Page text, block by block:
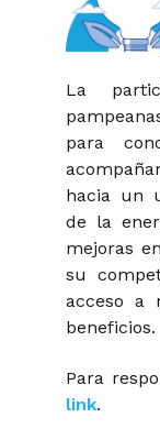
La
para
hacia un
de la
mejoras
su
acceso a
beneficios.
Para
link.